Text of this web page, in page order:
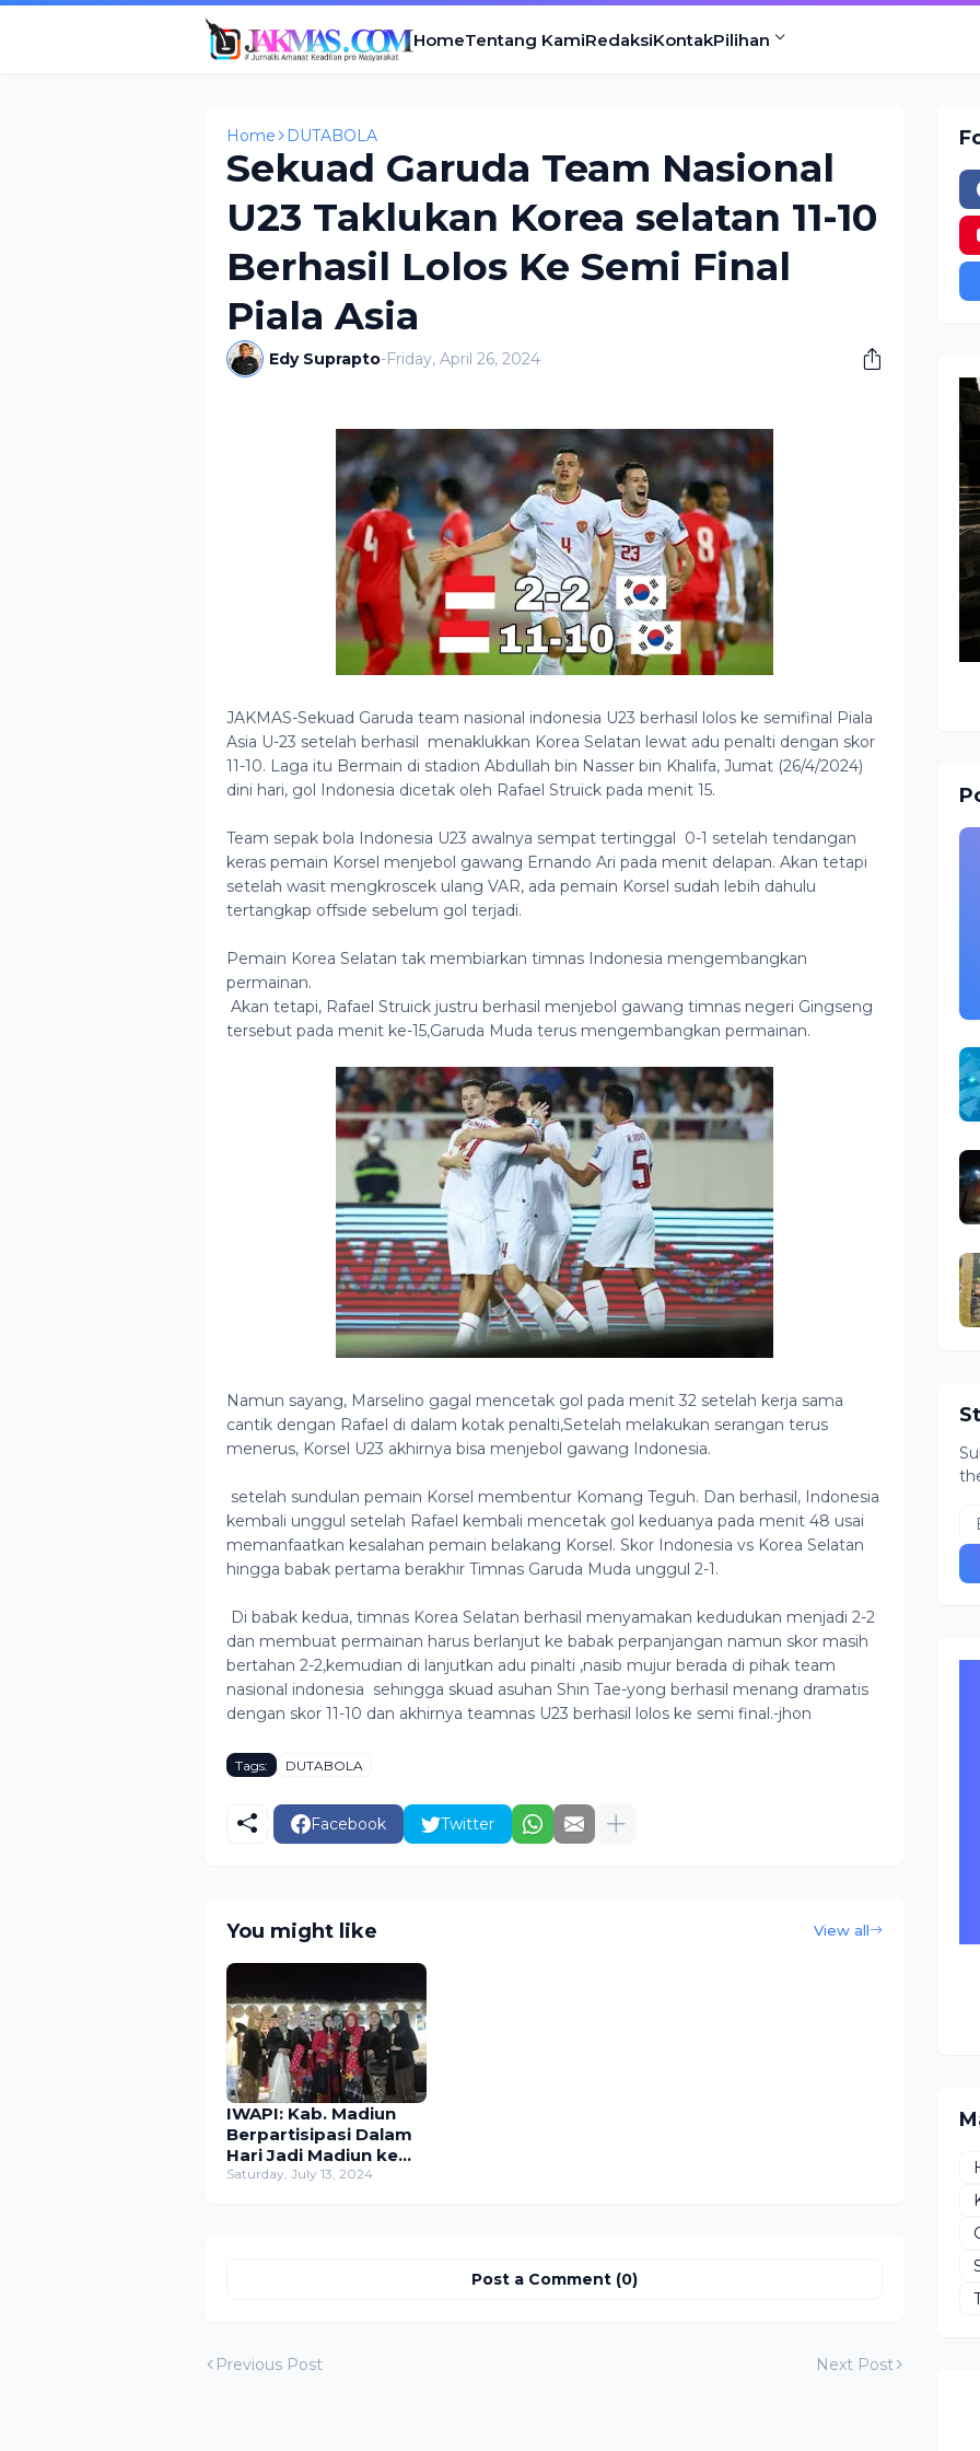
HomeTentang KamiRedaksiKontakPilihan
Home DUTABOLA
Sekuad Garuda Team Nasional
U23 Taklukan Korea selatan 11-10
Berhasil Lolos Ke Semi Final
Piala Asia
Edy Suprapto-Friday, April 26, 2024
JAKMAS-Sekuad Garuda team nasional indonesia U23 berhasil lolos ke semifinal Piala
Asia U-23 setelah berhasil menaklukkan Korea Selatan lewat adu penalti dengan skor
11-10. Laga itu Bermain di stadion Abdullah bin Nasser bin Khalifa, Jumat (26/4/2024)
dini hari, gol Indonesia dicetak oleh Rafael Struick pada menit 15.
Team sepak bola Indonesia U23 awalnya sempat tertinggal 0-1 setelah tendangan
keras pemain Korsel menjebol gawang Ernando Ari pada menit delapan. Akan tetapi
setelah wasit mengkroscek ulang VAR, ada pemain Korsel sudah lebih dahulu
tertangkap offside sebelum gol terjadi.
Pemain Korea Selatan tak membiarkan timnas Indonesia mengembangkan
permainan.
Akan tetapi, Rafael Struick justru berhasil menjebol gawang timnas negeri Gingseng
tersebut pada menit ke-15,Garuda Muda terus mengembangkan permainan.
Namun sayang, Marselino gagal mencetak gol pada menit 32 setelah kerja sama
cantik dengan Rafael di dalam kotak penalti,Setelah melakukan serangan terus
menerus, Korsel U23 akhirnya bisa menjebol gawang Indonesia.
setelah sundulan pemain Korsel membentur Komang Teguh. Dan berhasil, Indonesia
kembali unggul setelah Rafael kembali mencetak gol keduanya pada menit 48 usai
memanfaatkan kesalahan pemain belakang Korsel. Skor Indonesia vs Korea Selatan
hingga babak pertama berakhir Timnas Garuda Muda unggul 2-1.
Di babak kedua, timnas Korea Selatan berhasil menyamakan kedudukan menjadi 2-2
dan membuat permainan harus berlanjut ke babak perpanjangan namun skor masih
bertahan 2-2,kemudian di lanjutkan adu pinalti ,nasib mujur berada di pihak team
nasional indonesia sehingga skuad asuhan Shin Tae-yong berhasil menang dramatis
dengan skor 11-10 dan akhirnya teamnas U23 berhasil lolos ke semi final.-jhon
Tags: DUTABOLA
Facebook Twitter
You might like View all
IWAPI: Kab. Madiun
Berpartisipasi Dalam
Hari Jadi Madiun ke
456 tahun di
Saturday, July 13, 2024
Post a Comment (0)
Previous Post Next Post